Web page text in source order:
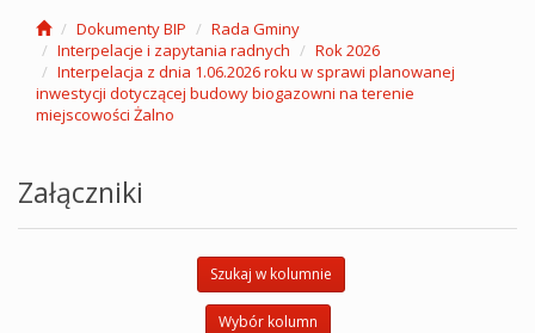
Dokumenty BIP
Rada Gminy
Interpelacje i zapytania radnych
Rok 2026
Interpelacja z dnia 1.06.2026 roku w sprawi planowanej
inwestycji dotyczącej budowy biogazowni na terenie
miejscowości Żalno
Załączniki
Szukaj w kolumnie
Wybór kolumn